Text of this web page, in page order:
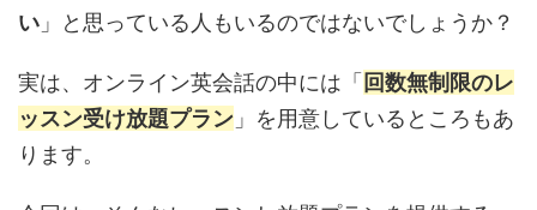
い 」と思っている人もいるのではないでしょうか？
実は、オンライン英会話の中には「 回数無制限のレ
ッスン受け放題プラン 」を用意しているところもあ
ります。